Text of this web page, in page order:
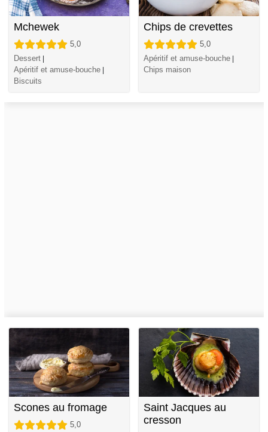
Mchewek
5,0
Dessert
Apéritif et amuse-bouche
Biscuits
Chips de crevettes
5,0
Apéritif et amuse-bouche
Chips maison
Scones au fromage
5,0
Saint Jacques au
cresson